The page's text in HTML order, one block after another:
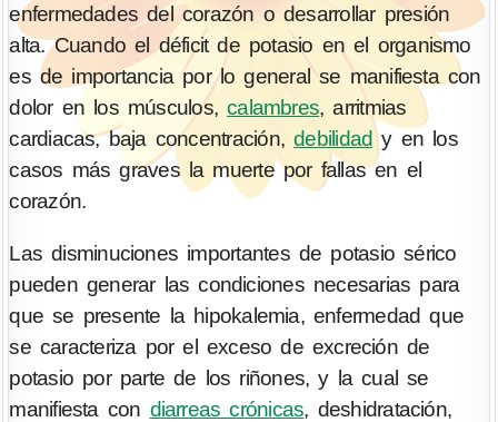
enfermedades del corazón o desarrollar presión
alta. Cuando el déficit de potasio en el organismo
es de importancia por lo general se manifiesta con
dolor en los músculos,calambres, arritmias
cardiacas, baja concentración,debilidady en los
casos más graves la muerte por fallas en el
corazón.
Las disminuciones importantes de potasio sérico
pueden generar las condiciones necesarias para
que se presente la hipokalemia, enfermedad que
se caracteriza por el exceso de excreción de
potasio por parte de los riñones, y la cual se
manifiesta con diarreas crónicas, deshidratación,